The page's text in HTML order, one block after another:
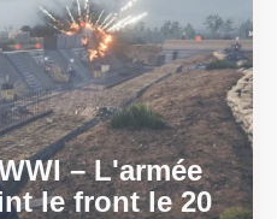
– L'armée
le front le 20